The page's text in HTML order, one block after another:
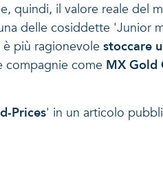
quindi, il valore reale del
delle cosiddette 'Junior
è più ragionevole stoccare
compagnie come MX Gold
Prices' in un articolo